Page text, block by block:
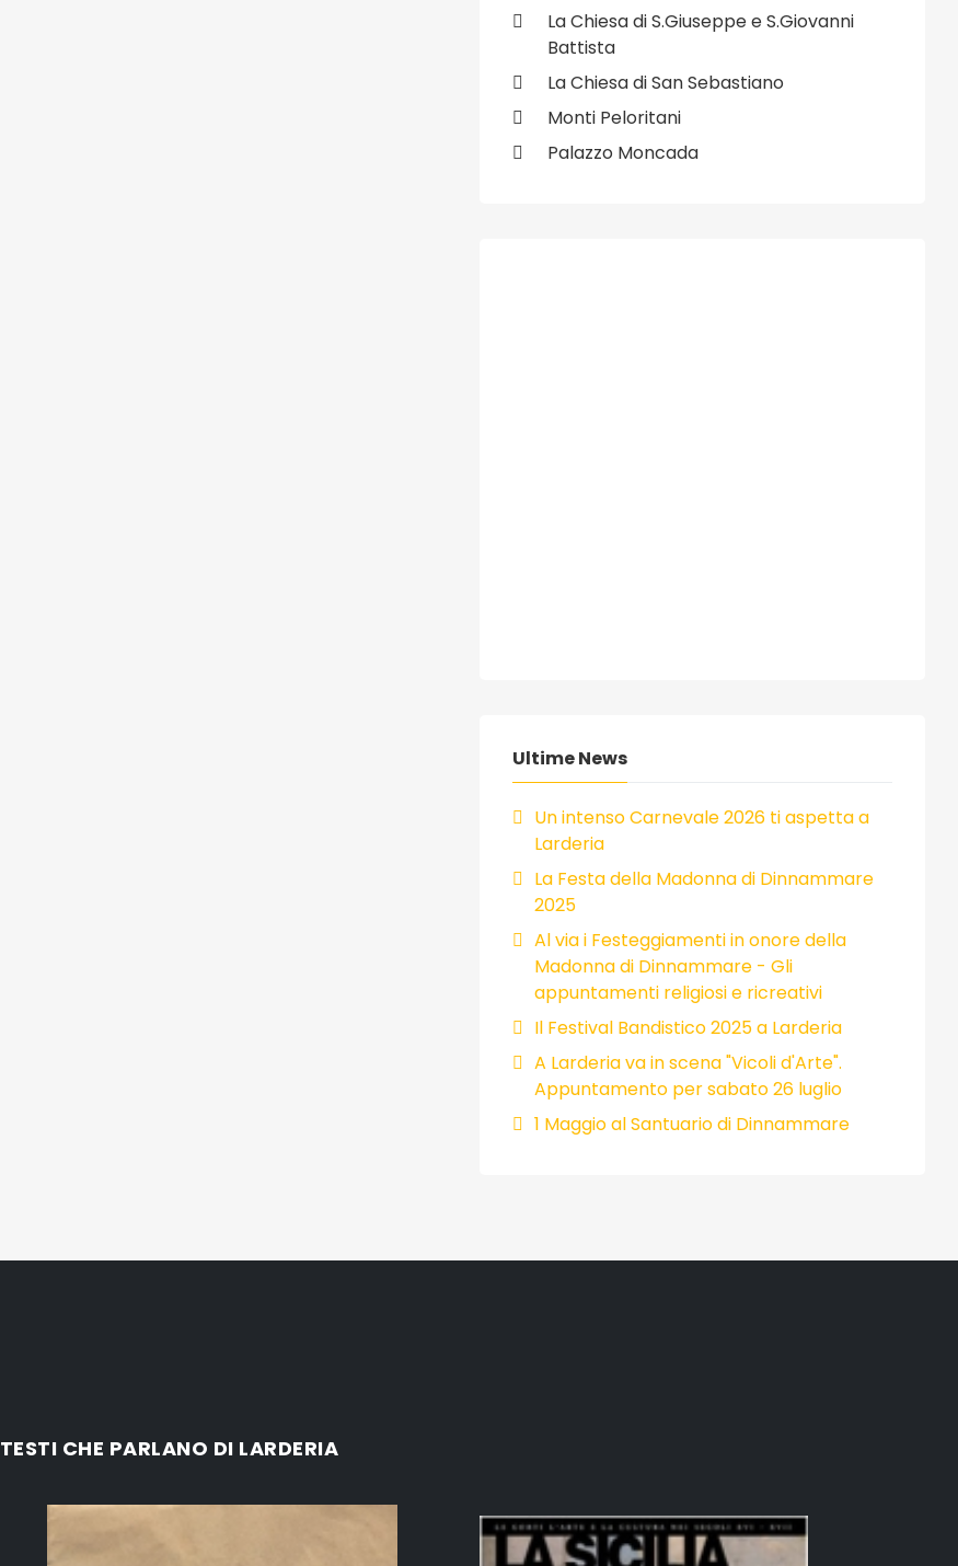
La Chiesa di S.Giuseppe e S.Giovanni
Battista
La Chiesa di San Sebastiano
Monti Peloritani
Palazzo Moncada
Ultime News
Un intenso Carnevale 2026 ti aspetta a
Larderia
La Festa della Madonna di Dinnammare
2025
Al via i Festeggiamenti in onore della
Madonna di Dinnammare - Gli
appuntamenti religiosi e ricreativi
Il Festival Bandistico 2025 a Larderia
A Larderia va in scena "Vicoli d'Arte".
Appuntamento per sabato 26 luglio
1 Maggio al Santuario di Dinnammare
TESTI CHE PARLANO DI LARDERIA